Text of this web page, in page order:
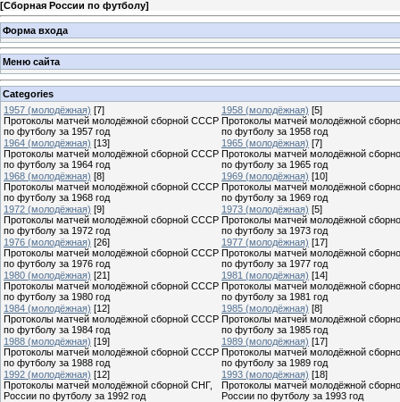
[Сборная России по футболу]
Форма входа
Меню сайта
Categories
1957 (молодёжная) [7]
Протоколы матчей молодёжной сборной СССР
по футболу за 1957 год
1958 (молодёжная) [5]
Протоколы матчей молодёжной
по футболу за 1958 год
1964 (молодёжная) [13]
Протоколы матчей молодёжной сборной СССР
по футболу за 1964 год
1965 (молодёжная) [7]
Протоколы матчей молодёжной
по футболу за 1965 год
1968 (молодёжная) [8]
Протоколы матчей молодёжной сборной СССР
по футболу за 1968 год
1969 (молодёжная) [10]
Протоколы матчей молодёжной
по футболу за 1969 год
1972 (молодёжная) [9]
Протоколы матчей молодёжной сборной СССР
по футболу за 1972 год
1973 (молодёжная) [5]
Протоколы матчей молодёжной
по футболу за 1973 год
1976 (молодёжная) [26]
Протоколы матчей молодёжной сборной СССР
по футболу за 1976 год
1977 (молодёжная) [17]
Протоколы матчей молодёжной
по футболу за 1977 год
1980 (молодёжная) [21]
Протоколы матчей молодёжной сборной СССР
по футболу за 1980 год
1981 (молодёжная) [14]
Протоколы матчей молодёжной
по футболу за 1981 год
1984 (молодёжная) [12]
Протоколы матчей молодёжной сборной СССР
по футболу за 1984 год
1985 (молодёжная) [8]
Протоколы матчей молодёжной
по футболу за 1985 год
1988 (молодёжная) [19]
Протоколы матчей молодёжной сборной СССР
по футболу за 1988 год
1989 (молодёжная) [17]
Протоколы матчей молодёжной
по футболу за 1989 год
1992 (молодёжная) [12]
Протоколы матчей молодёжной сборной СНГ,
России по футболу за 1992 год
1993 (молодёжная) [18]
Протоколы матчей молодёжной
России по футболу за 1993 год